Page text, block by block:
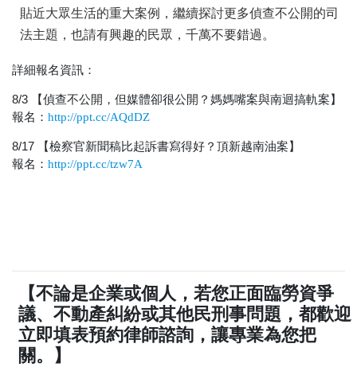
貼近大眾生活的重大案例， 繼續探討更多偵查不公開的司
法主題，也請有興趣的民眾， 千萬不要錯過。
詳細報名資訊：
8/3 【偵查不公開，但媒體卻很公開？媽媽嘴案與南迴搞軌案】
報名： http://ppt.cc/AQdDZ
8/17 【檢察官新聞稿比起訴書寫得好？頂新越南油案】
報名： http://ppt.cc/tzw7A
【不論是企業或個人，若您正面臨勞資爭
議、不動產糾紛或其他民刑事問題，都歡迎
立即填表預約律師諮詢，讓專業為您把
關。】